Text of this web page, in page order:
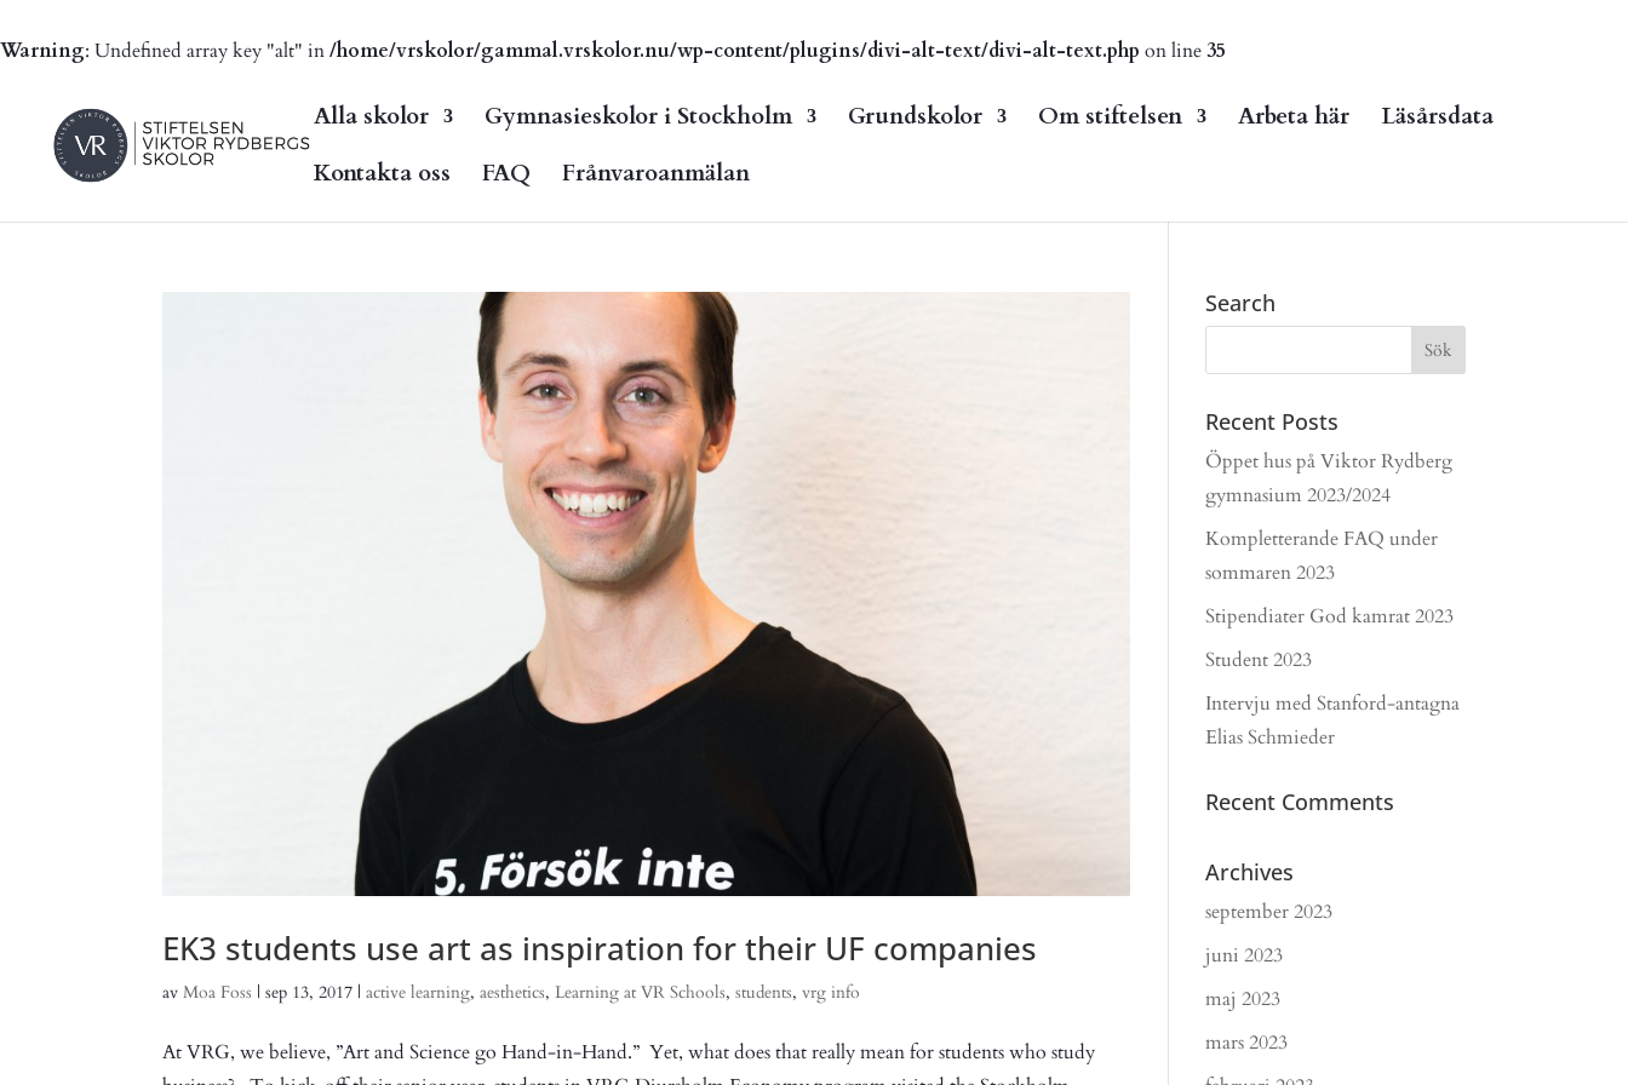
Warning: Undefined array key "alt" in/home/vrskolor/gammal.vrskolor.nu/wp-content/plugins/divi-alt-text/divi-alt-text.php on line35
Alla skolor Gymnasieskolor i Stockholm Grundskolor Om stiftelsen Arbeta här
Läsårsdata
Kontakta oss
FAQ Frånvaroanmälan
EK3 students use art as inspiration for their UF companies
avMoa Foss |sep 13, 2017 |active learning,aesthetics,Learning at VR Schools,students,vrg info
At VRG, we believe, ”Art and Science go Hand-in-Hand.” Yet, what does that really mean for students who study
Search
Recent Posts
Öppet hus på Viktor Rydberg
gymnasium 2023/2024
Kompletterande FAQ under
sommaren 2023
Stipendiater God kamrat 2023
Student 2023
Intervju med Stanford-antagna
Elias Schmieder
Recent Comments
Archives
september 2023
juni 2023
maj 2023
mars 2023